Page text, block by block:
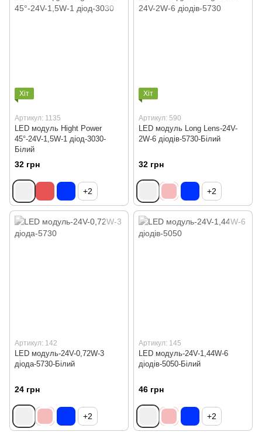
Хіт
Артикул: 1135
LED модуль Hight Power
45°-24V-1,5W-1 діод-3030-
Білий
32 грн
+2
Хіт
Артикул: 590
LED модуль Long Lens-24V-
2W-6 діодів-5730-Білий
32 грн
+2
Артикул: 142
LED модуль-24V-0,72W-3
діода-5730-Білий
24 грн
+2
Артикул: 145
LED модуль-24V-1,44W-6
діодів-5050-Білий
46 грн
+2